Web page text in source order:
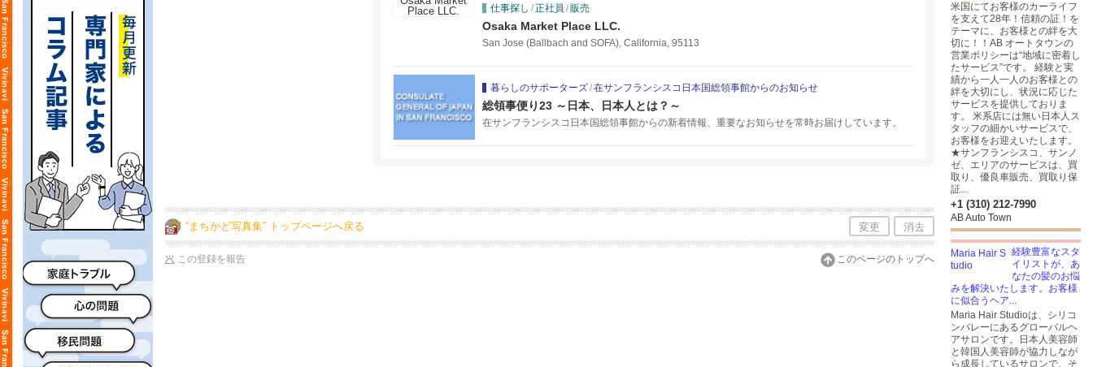
仕事探し /正社員 /販売
Osaka Market Place LLC.
San Jose (Ballbach and SOFA), California, 95113
暮らしのサポーターズ/在サンフランシスコ日本国総領事館からのお知らせ
総領事便り23 ～日本、日本人とは？～
在サンフランシスコ日本国総領事館からの新着情報、重要なお知らせを常時お届けしています。
“まちかど写真集” トップページへ戻る 変更 消去
この登録を報告 このページのトップへ
米国にてお客様のカーライフ
を支えて28年！信頼の証！を
テーマに、お客様との絆を大
切に！！AB オートタウンの
営業ポリシーは“地域に密着し
たサービス”です。 経験と実
績から一人一人のお客様との
絆を大切にし、状況に応じた
サービスを提供しておりま
す。 米系店には無い日本人ス
タッフの細かいサービスで、
お客様をお迎えいたします。
★サンフランシスコ、サンノ
ゼ、エリアのサービスは、買
取り、優良車販売、買取り保
証...
+1 (310) 212-7990
AB Auto Town
経験豊富なスタ
イリストが、あ
なたの髪のお悩
みを解決いたします。お客様
に似合うヘア...
Maria Hair Studioは、シリコ
ンバレーにあるグローバルヘ
アサロンです。日本人美容師
と韓国人美容師が協力しなが
ら成長しているサロンで、そ